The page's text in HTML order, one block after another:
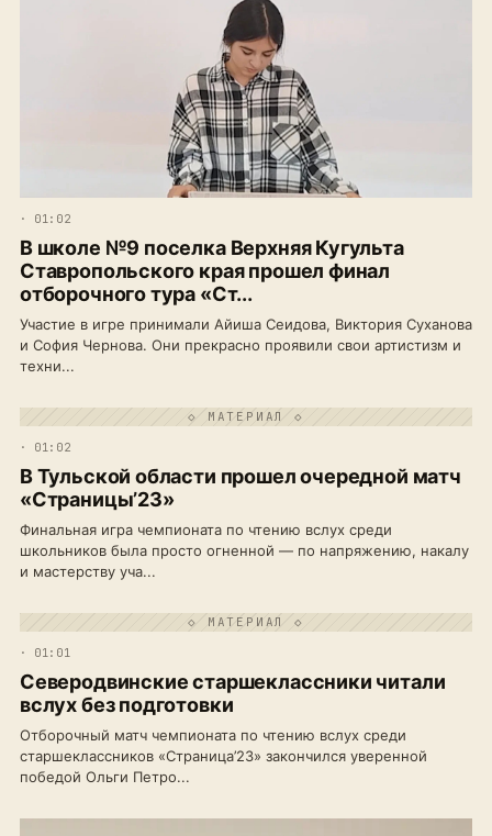
· 01:02
В школе №9 поселка Верхняя Кугульта
Ставропольского края прошел финал
отборочного тура «Ст...
Участие в игре принимали Айиша Сеидова, Виктория Суханова
и София Чернова. Они прекрасно проявили свои артистизм и
техни...
◇ МАТЕРИАЛ ◇
· 01:02
В Тульской области прошел очередной матч
«Страницы’23»
Финальная игра чемпионата по чтению вслух среди
школьников была просто огненной — по напряжению, накалу
и мастерству уча...
◇ МАТЕРИАЛ ◇
· 01:01
Северодвинские старшеклассники читали
вслух без подготовки
Отборочный матч чемпионата по чтению вслух среди
старшеклассников «Страница’23» закончился уверенной
победой Ольги Петро...